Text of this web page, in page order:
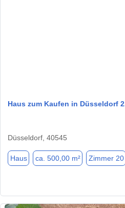
Haus zum Kaufen in Düsseldorf
Düsseldorf, 40545
Haus ca. 500,00 m² Zimmer 20